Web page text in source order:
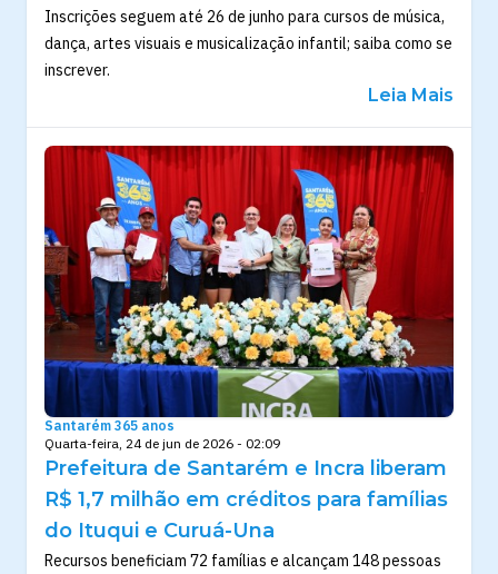
Inscrições seguem até 26 de junho para cursos de música,
dança, artes visuais e musicalização infantil; saiba como se
inscrever.
Leia Mais
Santarém 365 anos
Quarta-feira, 24 de jun de 2026 - 02:09
Prefeitura de Santarém e Incra liberam
R$ 1,7 milhão em créditos para famílias
do Ituqui e Curuá-Una
Recursos beneficiam 72 famílias e alcançam 148 pessoas